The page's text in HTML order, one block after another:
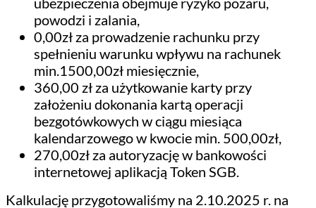
powodzi i zalania,
0,00zł za prowadzenie rachunku przy
spełnieniu warunku wpływu na rachunek
min.1500,00zł miesięcznie,
360,00 zł za użytkowanie karty przy
założeniu dokonania kartą operacji
bezgotówkowych w ciągu miesiąca
kalendarzowego w kwocie min. 500,00zł,
270,00zł za autoryzację w bankowości
internetowej aplikacją Token SGB.
Kalkulację przygotowaliśmy na 2.10.2025 r. na